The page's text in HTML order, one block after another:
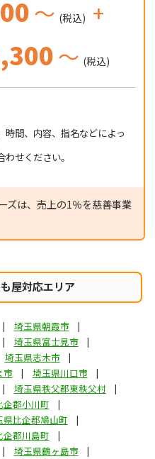
～ (税込) +
～ (税込)
間、内容、指名などによっ
せください。
ズは、売上の1％を慈善事業
屋対応エリア
埼玉県朝霞市
埼玉県富士見市
埼玉県志木市
市
埼玉県川口市
埼玉県秩父郡東秩父村
企郡小川町
県比企郡鳩山町
企郡川島町
埼玉県鶴ヶ島市